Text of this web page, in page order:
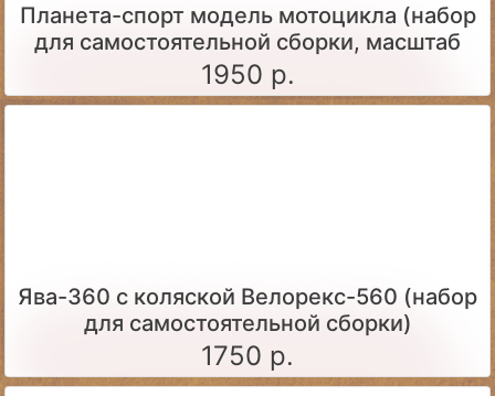
Планета-спорт модель мотоцикла (набор
для самостоятельной сборки, масштаб
1:24)
1950 р.
Ява-360 c коляской Велорекс-560 (набор
для самостоятельной сборки)
1750 р.